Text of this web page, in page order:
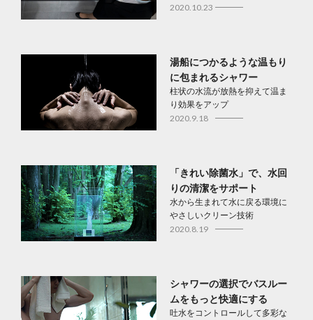
2020.10.23
湯船につかるような温もり
に包まれるシャワー
柱状の水流が放熱を抑えて温ま
り効果をアップ
2020.9.18
「きれい除菌水」で、水回
りの清潔をサポート
水から生まれて水に戻る環境に
やさしいクリーン技術
2020.8.19
シャワーの選択でバスルー
ムをもっと快適にする
吐水をコントロールして多彩な